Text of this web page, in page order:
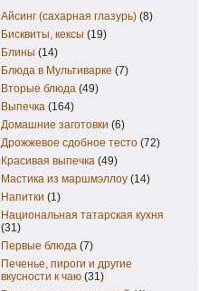
Айсинг (сахарная глазурь) (8)
Бисквиты, кексы (19)
Блины (14)
Блюда в Мультиварке (7)
Вторые блюда (49)
Выпечка (164)
Домашние заготовки (6)
Дрожжевое сдобное тесто (72)
Красивая выпечка (49)
Мастика из маршмэллоу (14)
Напитки (1)
Национальная татарская кухня
(31)
Первые блюда (7)
Печенье, пироги и другие
вкусности к чаю (31)